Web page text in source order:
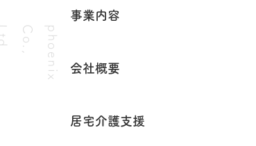
p
h
o
e
n
i
x
C
o
.
,
L
t
d
事業内容
会社概要
居宅介護支援